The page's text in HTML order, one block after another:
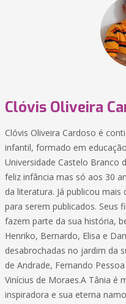
Clóvis Oliveira
Clóvis Oliveira Cardoso é
infantil, formado em
Universidade Castelo Branco
feliz infância mas só aos 30
da literatura. Já publicou
para serem publicados. Seus
fazem parte da sua história,
Henriko, Bernardo, Elisa e
desabrochadas no jardim da
de Andrade, Fernando
Vinícius de Moraes.A Tânia é
inspiradora e sua eterna